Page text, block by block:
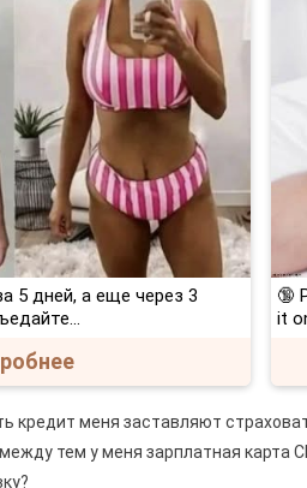
5 дней, а еще через 3
🔞
it
кредит меня заставляют
тем у меня зарплатная